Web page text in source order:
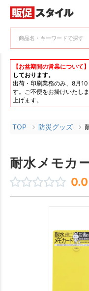
【お盆期間の営業について】
しております。
出荷・印刷業務のみ、8月
す。ご不便をお掛けいたし
上げます。
TOP 防災グッズ
耐水メモカ
0.0